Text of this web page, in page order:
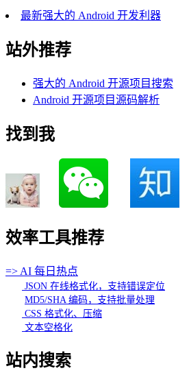
最新强大的 Android 开发利器
站外推荐
强大的 Android 开源项目搜索
Android 开源项目源码解析
找到我
效率工具推荐
=> AI 每日热点
JSON 在线格式化，支持错误定位
MD5/SHA 编码，支持批量处理
CSS 格式化、压缩
文本空格化
站内搜索